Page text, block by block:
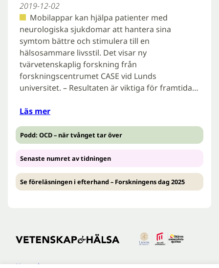
2019-12-02
Mobilappar kan hjälpa patienter med
neurologiska sjukdomar att hantera sina
symtom bättre och stimulera till en
hälsosammare livsstil. Det visar ny
tvärvetenskaplig forskning från
forskningscentrumet CASE vid Lunds
universitet. – Resultaten är viktiga för framtida…
Läs mer
Podd: OCD – när tvånget tar över
Senaste numret av tidningen
Se föreläsningen i efterhand – Forskningens dag 2025